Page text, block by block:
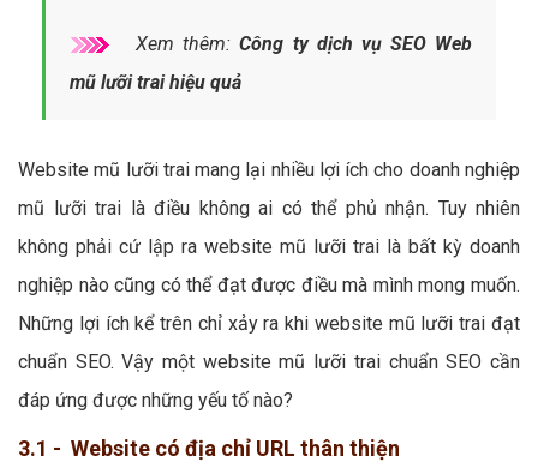
Xem thêm:Công ty dịch vụ SEO Web
mũ lưỡi trai hiệu quả
Website mũ lưỡi trai mang lại nhiều lợi ích cho doanh nghiệp
mũ lưỡi trai là điều không ai có thể phủ nhận. Tuy nhiên
không phải cứ lập ra website mũ lưỡi trai là bất kỳ doanh
nghiệp nào cũng có thể đạt được điều mà mình mong muốn.
Những lợi ích kể trên chỉ xảy ra khi website mũ lưỡi trai đạt
chuẩn SEO. Vậy một website mũ lưỡi trai chuẩn SEO cần
đáp ứng được những yếu tố nào?
3.1 - Website có địa chỉ URL thân thiện